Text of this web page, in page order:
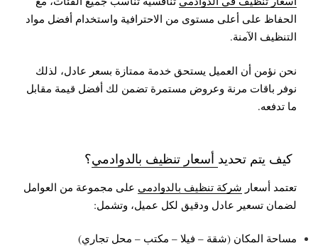
الحفاظ على أعلى مستوى من الاحترافية واستخدام أفضل مواد
التنظيف الآمنة.
نحن نؤمن أن العميل يستحق خدمة ممتازة بسعر عادل، لذلك
نوفر باقات مرنة وعروض مستمرة تضمن لك أفضل قيمة مقابل
ما تدفعه.
كيف يتم تحديد أسعار تنظيف بالدوادمي؟
تعتمد أسعار شركة تنظيف بالدوادمي على مجموعة من العوامل
لضمان تسعير عادل ودقيق لكل عميل، وتشمل:
مساحة المكان (شقة – فيلا – مكتب – محل تجاري)